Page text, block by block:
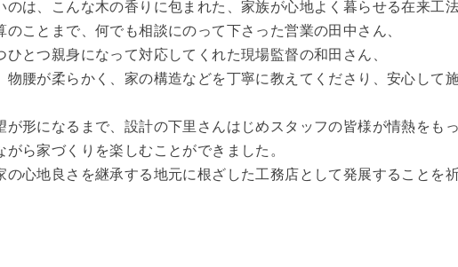
のは、こんな木の香りに包まれた、家族が心地よく暮らせる在来工
のことまで、何でも相談にのって下さった営業の田中さん、
ひとつ親身になって対応してくれた現場監督の和田さん、
物腰が柔らかく、家の構造などを丁寧に教えてくださり、安心して
が形になるまで、設計の下里さんはじめスタッフの皆様が情熱をも
ら家づくりを楽しむことができました。
の心地良さを継承する地元に根ざした工務店として発展することを